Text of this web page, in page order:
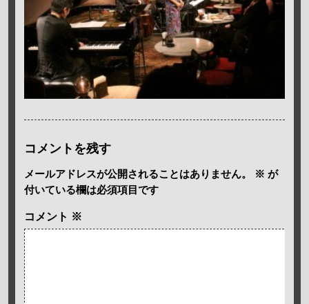
コメントを残す
メールアドレスが公開されることはありません。 ※ が
付いている欄は必須項目です
コメント ※